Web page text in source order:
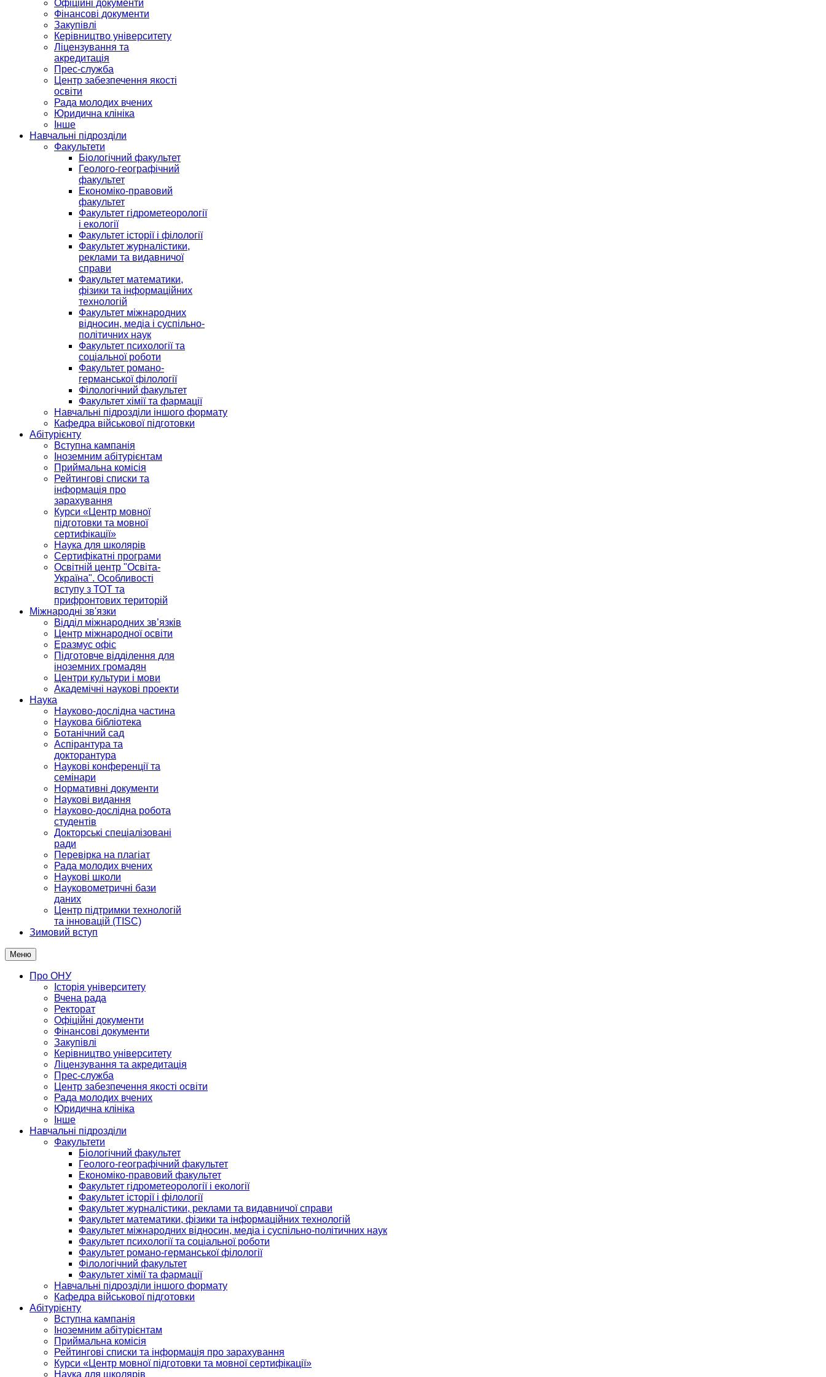
Офіційні документи
Фінансові документи
Закупівлі
Керівництво університету
Ліцензування та
акредитація
Прес-служба
Центр забезпечення якості
освіти
Рада молодих вчених
Юридична клініка
Інше
Навчальні підрозділи
Факультети
Біологічний факультет
Геолого-географічний
факультет
Економіко-правовий
факультет
Факультет гідрометеорології
і екології
Факультет історії і філології
Факультет журналістики,
реклами та видавничої
справи
Факультет математики,
фізики та інформаційних
технологій
Факультет міжнародних
відносин, медіа і суспільно-
політичних наук
Факультет психології та
соціальної роботи
Факультет романо-
германської філології
Філологічний факультет
Факультет хімії та фармації
Навчальні підрозділи іншого формату
Кафедра військової підготовки
Абітурієнту
Вступна кампанія
Іноземним абітурієнтам
Приймальна комісія
Рейтингові списки та
інформація про
зарахування
Курси «Центр мовної
підготовки та мовної
сертифікації»
Наука для школярів
Сертифікатні програми
Освітній центр "Освіта-
Україна". Особливості
вступу з ТОТ та
прифронтових територій
Міжнародні зв'язки
Відділ міжнародних зв’язків
Центр міжнародної освіти
Еразмус офіс
Підготовче відділення для
іноземних громадян
Центри культури і мови
Академічні наукові проекти
Наука
Науково-дослідна частина
Наукова бібліотека
Ботанічний сад
Аспірантура та
докторантура
Наукові конференції та
семінари
Нормативні документи
Наукові видання
Науково-дослідна робота
студентів
Докторські спеціалізовані
ради
Перевірка на плагіат
Рада молодих вчених
Наукові школи
Науковометричні бази
даних
Центр підтримки технологій
та інновацій (TISC)
Зимовий вступ
Меню
Про ОНУ
Історія університету
Вчена рада
Ректорат
Офіційні документи
Фінансові документи
Закупівлі
Керівництво університету
Ліцензування та акредитація
Прес-служба
Центр забезпечення якості освіти
Рада молодих вчених
Юридична клініка
Інше
Навчальні підрозділи
Факультети
Біологічний факультет
Геолого-географічний факультет
Економіко-правовий факультет
Факультет гідрометеорології і екології
Факультет історії і філології
Факультет журналістики, реклами та видавничої справи
Факультет математики, фізики та інформаційних технологій
Факультет міжнародних відносин, медіа і суспільно-політичних наук
Факультет психології та соціальної роботи
Факультет романо-германської філології
Філологічний факультет
Факультет хімії та фармації
Навчальні підрозділи іншого формату
Кафедра військової підготовки
Абітурієнту
Вступна кампанія
Іноземним абітурієнтам
Приймальна комісія
Рейтингові списки та інформація про зарахування
Курси «Центр мовної підготовки та мовної сертифікації»
Наука для школярів